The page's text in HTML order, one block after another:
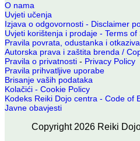
O nama
Uvjeti učenja
Izjava o odgovornosti - Disclaimer
Uvjeti korištenja i prodaje - Terms
Pravila povrata, odustanka i
Autorska prava i zaštita brenda /
Pravila o privatnosti - Privacy Policy
Pravila prihvatljive uporabe
Brisanje vaših podataka
Kolačići - Cookie Policy
Kodeks Reiki Dojo centra - Code of
Javne obavjesti
Copyright 2026 Reiki